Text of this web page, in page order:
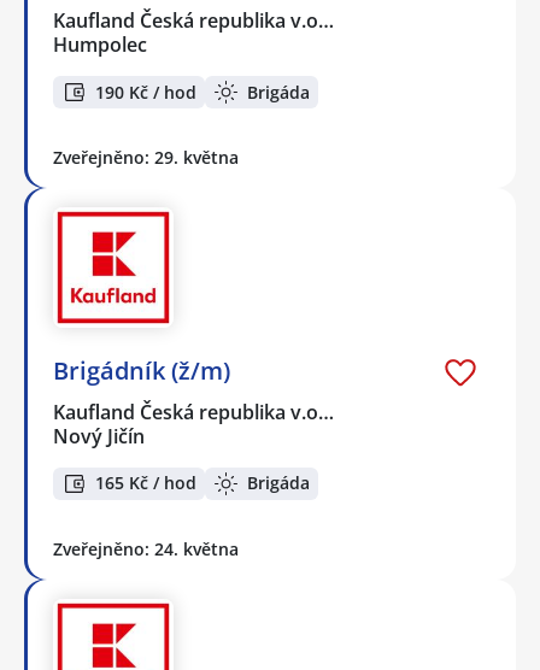
Kaufland Česká republika v.o…
Humpolec
190 Kč / hod Brigáda
Zveřejněno: 29. května
Brigádník (ž/m)
Kaufland Česká republika v.o…
Nový Jičín
165 Kč / hod Brigáda
Zveřejněno: 24. května